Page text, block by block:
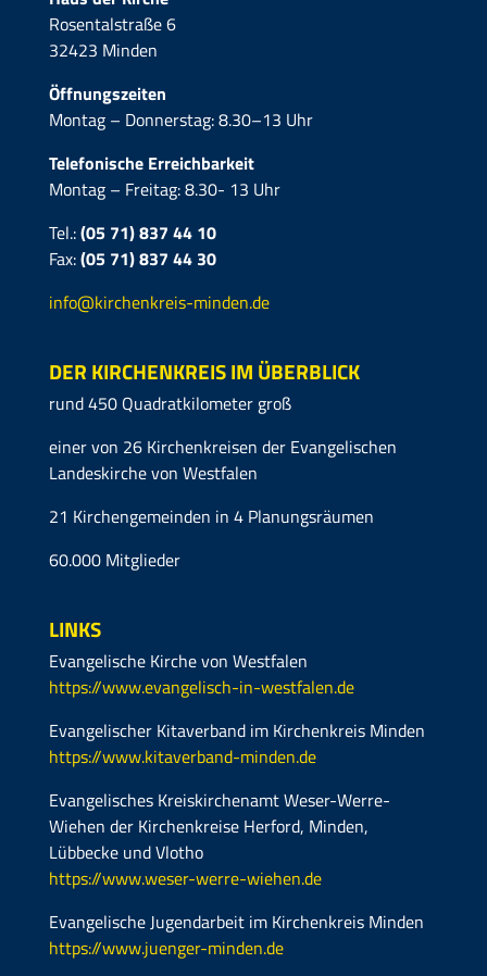
Rosentalstraße 6
32423 Minden
Öffnungszeiten
Montag – Donnerstag: 8.30–13 Uhr
Telefonische Erreichbarkeit
Montag – Freitag: 8.30- 13 Uhr
Tel.:(05 71) 837 44 10
Fax:(05 71)837 44 30
info@kirchenkreis-minden.de
DER KIRCHENKREIS IM ÜBERBLICK
rund 450 Quadratkilometer groß
einer von 26 Kirchenkreisen der Evangelischen
Landeskirche von Westfalen
21 Kirchengemeinden in 4 Planungsräumen
60.000 Mitglieder
LINKS
Evangelische Kirche von Westfalen
https://www.evangelisch-in-westfalen.de
Evangelischer Kitaverband im Kirchenkreis Minden
https://www.kitaverband-minden.de
Evangelisches Kreiskirchenamt Weser-Werre-
Wiehen der Kirchenkreise Herford, Minden,
Lübbecke und Vlotho
https://www.weser-werre-wiehen.de
Evangelische Jugendarbeit im Kirchenkreis Minden
https://www.juenger-minden.de